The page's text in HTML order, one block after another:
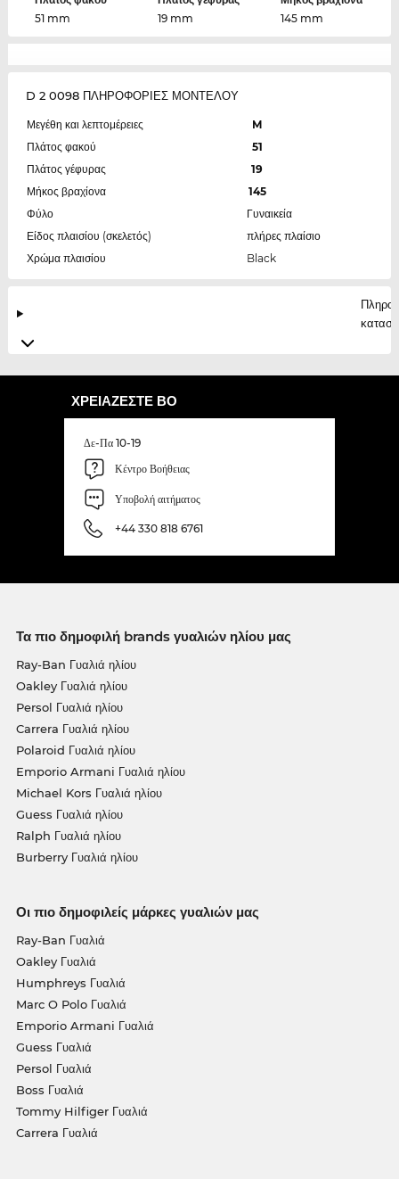
51 mm
19 mm
145 mm
D 2 0098 ΠΛΗΡΟΦΟΡΙΕΣ ΜΟΝΤΕΛΟΥ
Μεγέθη και λεπτομέρειες
M
Πλάτος φακού
51
Πλάτος γέφυρας
19
Μήκος βραχίονα
145
Φύλο
Γυναικεία
Είδος πλαισίου (σκελετός)
πλήρες πλαίσιο
Χρώμα πλαισίου
Black
ΧΡΕΙΆΖΕΣΤΕ ΒΟ
Δε-Πα 10-19
Κέντρο Βοήθειας
Υποβολή αιτήματος
+44 330 818 6761
Τα πιο δημοφιλή brands γυαλιών ηλίου μας
Ray-Ban Γυαλιά ηλίου
Oakley Γυαλιά ηλίου
Persol Γυαλιά ηλίου
Carrera Γυαλιά ηλίου
Polaroid Γυαλιά ηλίου
Emporio Armani Γυαλιά ηλίου
Michael Kors Γυαλιά ηλίου
Guess Γυαλιά ηλίου
Ralph Γυαλιά ηλίου
Burberry Γυαλιά ηλίου
Οι πιο δημοφιλείς μάρκες γυαλιών μας
Ray-Ban Γυαλιά
Oakley Γυαλιά
Humphreys Γυαλιά
Marc O Polo Γυαλιά
Emporio Armani Γυαλιά
Guess Γυαλιά
Persol Γυαλιά
Boss Γυαλιά
Tommy Hilfiger Γυαλιά
Carrera Γυαλιά